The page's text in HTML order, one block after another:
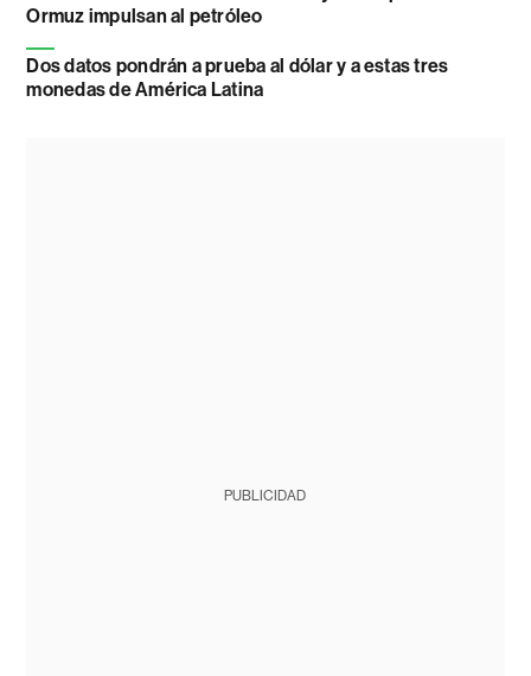
Ormuz impulsan al petróleo
Dos datos pondrán a prueba al dólar y a estas tres
monedas de América Latina
PUBLICIDAD